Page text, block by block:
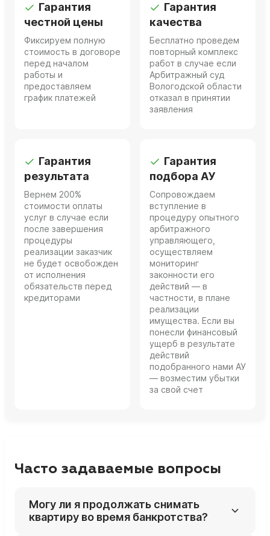
Гарантия
честной цены
Фиксируем полную
стоимость в договоре
перед началом
работы и
предоставляем
график платежей
Гарантия
качества
Бесплатно проведем
повторный комплекс
работ в случае если
Арбитражный суд
Вологодской области
отказал в принятии
заявления
Гарантия
результата
Вернем 200%
стоимости оплаты
услуг в случае если
после завершения
процедуры
реализации заказчик
не будет освобожден
от исполнения
обязательств перед
кредиторами
Гарантия
подбора АУ
Сопровождаем
вступление в
процедуру опытного
арбитражного
управляющего,
осуществляем
мониторинг
законности его
действий — в
частности, в плане
реализации
имущества. Если вы
понесли финансовый
ущерб в результате
действий
подобранного нами АУ
— возместим убытки
за свой счет
Часто задаваемые вопросы
Могу ли я продолжать снимать
квартиру во время банкротства?